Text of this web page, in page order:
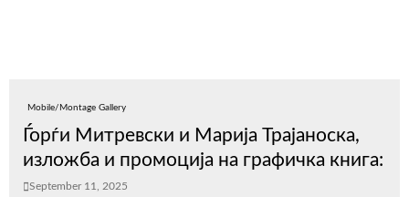
Mobile/Montage Gallery
Ѓорѓи Митревски и Марија Трајаноска,
изложба и промоција на графичка книга:
September 11, 2025